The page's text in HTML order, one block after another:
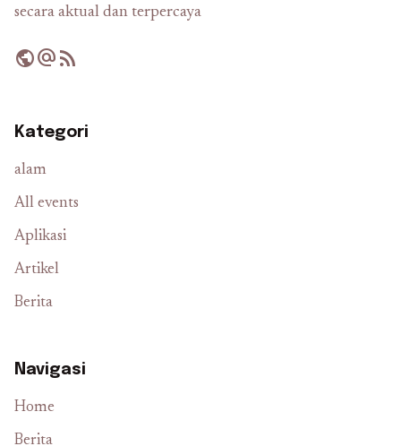
secara aktual dan terpercaya
publicalternate_emailrss_feed
Kategori
alam
All events
Aplikasi
Artikel
Berita
Navigasi
Home
Berita